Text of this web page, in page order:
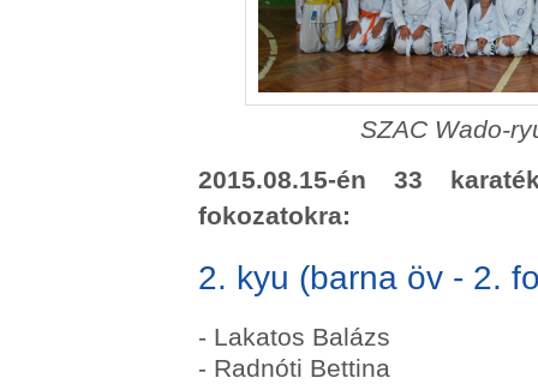
SZAC Wado-
2015.08.15-én 33
fokozatokra:
2. kyu (barna öv - 2.
- Lakatos Balázs
- Radnóti Bettina